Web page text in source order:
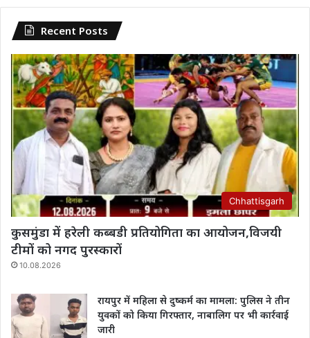
Recent Posts
Chhattisgarh
कुसमुंडा में हरेली कब्बडी प्रतियोगिता का आयोजन,विजयी
टीमों को नगद पुरस्कारों
10.08.2026
रायपुर में महिला से दुष्कर्म का मामला: पुलिस ने तीन
युवकों को किया गिरफ्तार, नाबालिग पर भी कार्रवाई
जारी